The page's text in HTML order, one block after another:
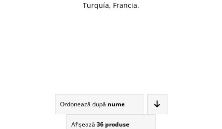
Turquía, Francia.
Ordonează după nume
Afişează 36 produse